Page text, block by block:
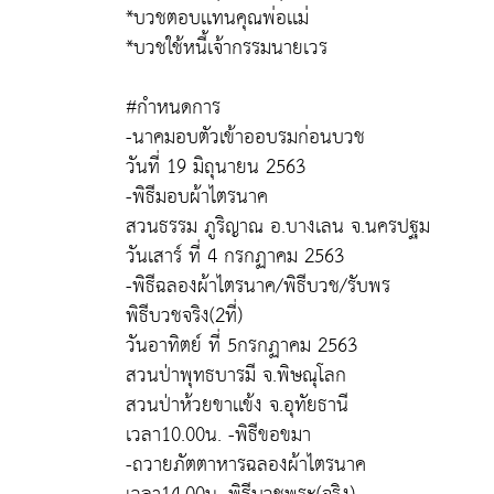
*บวชตอบเเทนคุณพ่อเเม่
*บวชใช้หนี้เจ้ากรรมนายเวร
#กำหนดการ
-นาคมอบตัวเข้าออบรมก่อนบวช
วันที่ 19 มิถุนายน 2563
-พิธีมอบผ้าไตรนาค
สวนธรรม ภูริญาณ อ.บางเลน จ.นครปฐม
วันเสาร์ ที่ 4 กรกฏาคม 2563
-พิธีฉลองผ้าไตรนาค/พิธีบวช/รับพร
พิธีบวชจริง(2ที่)
วันอาทิตย์ ที่ 5กรกฏาคม 2563
สวนป่าพุทธบารมี จ.พิษณุโลก
สวนป่าห้วยขาเเข้ง จ.อุทัยธานี
เวลา10.00น. -พิธีขอขมา
-ถวายภัตตาหารฉลองผ้าไตรนาค